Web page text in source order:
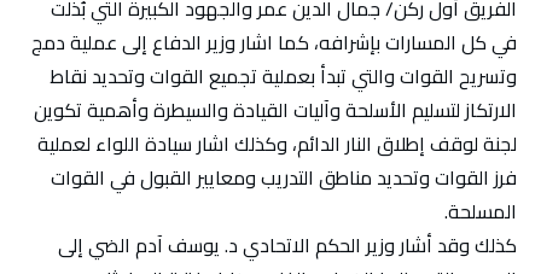
الفريق أول ركن/ جمال الدين عمر والجهود الكبيرة التي بُذلت
في كل المسارات بإشرافه، كما اشار وزير الدفاع إلى عملية دمج
وتسريح القوات والتي تبدأ بعملية تجميع القوات وتحديد نقاط
الارتكاز لتسليم الأسلحة وآليات القيادة والسيطرة وأهمية تكوين
لجنة لوقف إطلاق النار الدائم، وكذلك اشار سيادة اللواء لعملية
فرز القوات وتحديد مناطق التدريب ومعايير القبول في القوات
المسلحة.
كذلك وقد أشار وزير الحكم الاتحادي د. يوسف آدم الضي إلى